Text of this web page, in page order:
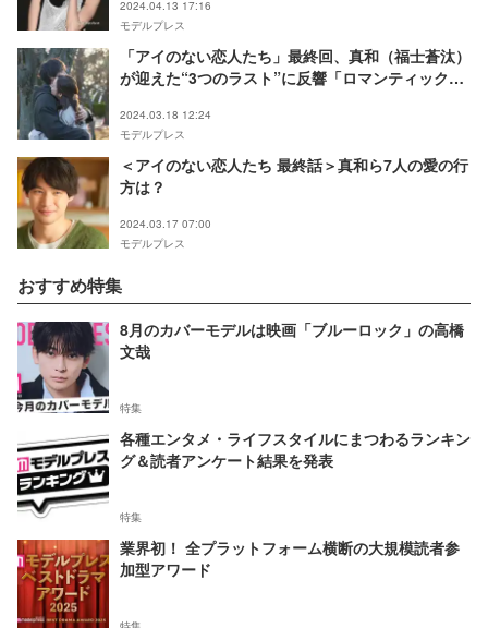
2024.04.13 17:16
モデルプレス
「アイのない恋人たち」最終回、真和（福士蒼汰）
が迎えた“3つのラスト”に反響「ロマンティック」
2024.03.18 12:24
モデルプレス
＜アイのない恋人たち 最終話＞真和ら7人の愛の行
方は？
2024.03.17 07:00
モデルプレス
おすすめ特集
8月のカバーモデルは映画「ブルーロック」の高橋
文哉
特集
各種エンタメ・ライフスタイルにまつわるランキン
グ＆読者アンケート結果を発表
特集
業界初！ 全プラットフォーム横断の大規模読者参
加型アワード